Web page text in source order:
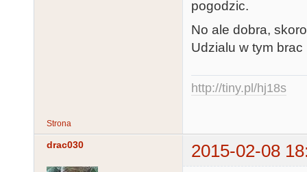
pogodzic.
No ale dobra,
Udzialu w tym
http://tiny.pl/hj18s
Strona
drac030 2015-02-08